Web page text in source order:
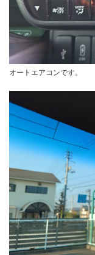
オートエアコンです。